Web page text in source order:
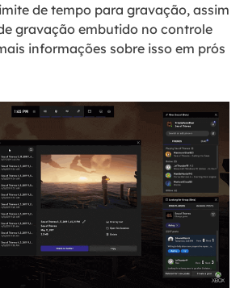
de tempo para gravação, assim
gravação embutido no controle
informações sobre isso em prós